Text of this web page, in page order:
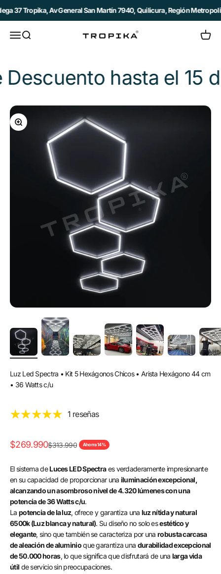
Tropika, Av General San Martín 7940, Quilicura, Región
Abrir menú de navegación
Abrir búsqueda Tropika Abrir
hasta el 15 de
Zoom
Luz Led Spectra • Kit 5 Hexágonos Chicos • Arista Hexágono 44 cm
• 36 Watts c/u
1 reseñas
Precio de oferta
$269.990Precio normal
$313.990 Ahorra 14%
El sistema deLuces LED Spectraes verdaderamente impresionante
en su capacidad de proporcionar una iluminación excepcional,
alcanzando un asombroso nivel de 4.320 lúmenes con una
potencia de 36 Watts c/u.
La potencia de la luz, ofrece y garantiza una luz nítida y natural
6500k (Luz blanca y natural). Su diseño no solo esestético y
elegante, sino que también se caracteriza por unarobusta carcasa
de aleación de aluminioque garantiza una durabilidad excepcional
de 50.000 horas, lo que significa que disfrutará de una larga vida
útil de servicio sin preocupaciones.